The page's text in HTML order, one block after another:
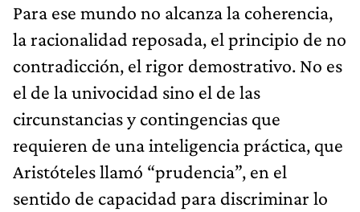
Para ese mundo no alcanza la coherencia,
la racionalidad reposada, el principio de no
contradicción, el rigor demostrativo. No es
el de la univocidad sino el de las
circunstancias y contingencias que
requieren de una inteligencia práctica, que
Aristóteles llamó “prudencia”, en el
sentido de capacidad para discriminar lo